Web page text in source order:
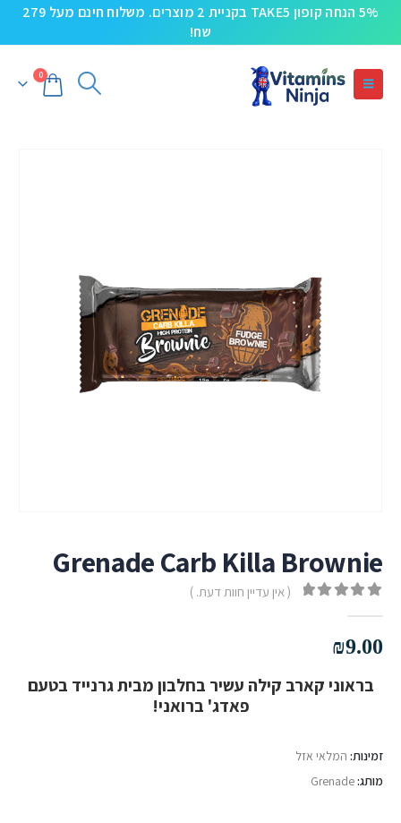
5% הנחה קופון TAKE5 בקניית 2 מוצרים. משלוח חינם מעל 279
שח!
0
Grenade Carb Killa Brownie
( אין עדיין חוות דעת. )
₪9.00
בראוני קארב קילה עשיר בחלבון מבית גרנייד בטעם
פאדג' ברואני!
זמינות: המלאי אזל
מותג:Grenade